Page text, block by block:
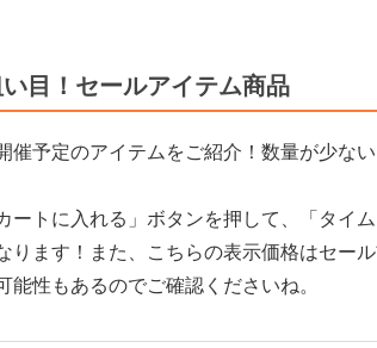
目！セールアイテム商品
催予定のアイテムをご紹介！数量が少な
ートに入れる」ボタンを押して、「タイ
ります！また、こちらの表示価格はセー
能性もあるのでご確認くださいね。